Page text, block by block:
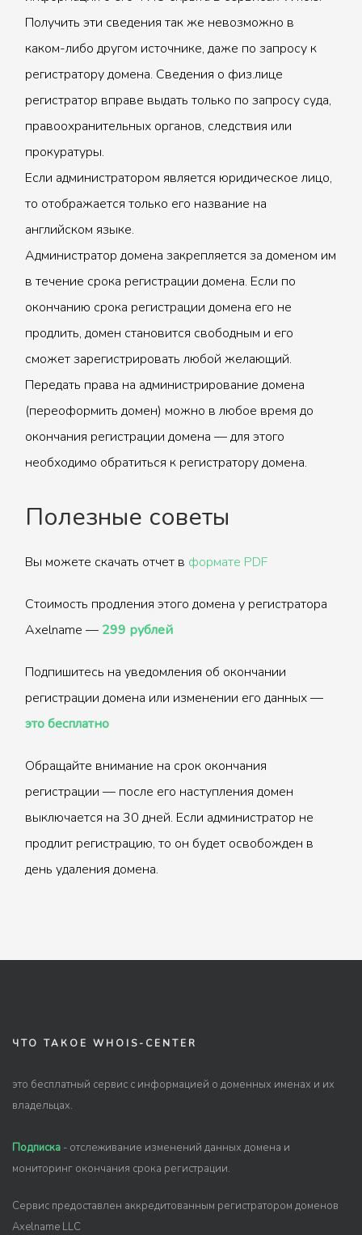
Получить эти сведения так же невозможно в
каком-либо другом источнике, даже по запросу к
регистратору домена. Сведения о физ.лице
регистратор вправе выдать только по запросу суда,
правоохранительных органов, следствия или
прокуратуры.
Если администратором является юридическое лицо,
то отображается только его название на
английском языке.
Администратор домена закрепляется за доменом им
в течение срока регистрации домена. Если по
окончанию срока регистрации домена его не
продлить, домен становится свободным и его
сможет зарегистрировать любой желающий.
Передать права на администрирование домена
(переоформить домен) можно в любое время до
окончания регистрации домена — для этого
необходимо обратиться к регистратору домена.
Полезные советы
Вы можете скачать отчет в формате PDF
Стоимость продления этого домена у регистратора
Axelname — 299 рублей
Подпишитесь на уведомления об окончании
регистрации домена или изменении его данных —
это бесплатно
Обращайте внимание на срок окончания
регистрации — после его наступления домен
выключается на 30 дней. Если администратор не
продлит регистрацию, то он будет освобожден в
день удаления домена.
ЧТО ТАКОЕ WHOIS-CENTER
это бесплатный сервис с информацией о доменных именах и их
владельцах.
Подписка - отслеживание изменений данных домена и
мониторинг окончания срока регистрации.
Сервис предоставлен аккредитованным регистратором доменов
Axelname LLC